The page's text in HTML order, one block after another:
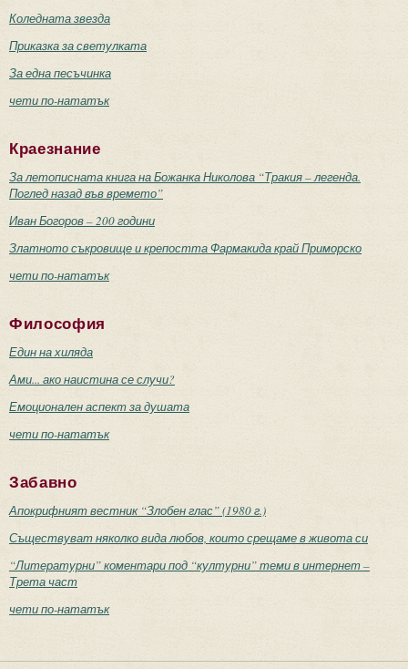
Коледната звезда
Приказка за светулката
За една песъчинка
чети по-нататък
Краезнание
За летописната книга на Божанка Николова “Тракия – легенда.
Поглед назад във времето”
Иван Богоров – 200 години
Златното съкровище и крепостта Фармакида край Приморско
чети по-нататък
Философия
Един на хиляда
Ами... ако наистина се случи?
Емоционален аспект за душата
чети по-нататък
Забавно
Апокрифният вестник “Злобен глас” (1980 г.)
Съществуват няколко вида любов, които срещаме в живота си
“Литературни” коментари под “културни” теми в интернет –
Трета част
чети по-нататък